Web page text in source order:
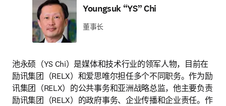
Youngsuk “YS” Chi
董事长
池永硕（YS Chi）是媒体和技术行业的领军人物，目前在
励讯集团（RELX）和爱思唯尔担任多个不同职务。作为励
讯集团（RELX）的公共事务和亚洲战略总监，他主要负责
励讯集团（RELX）的政府事务、企业传播和企业责任。作